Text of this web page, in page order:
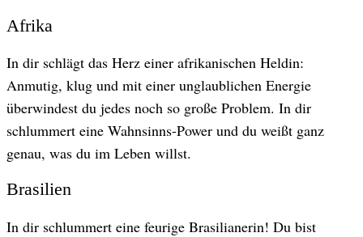
Afrika
In dir schlägt das Herz einer afrikanischen Heldin:
Anmutig, klug und mit einer unglaublichen Energie
überwindest du jedes noch so große Problem. In dir
schlummert eine Wahnsinns-Power und du weißt ganz
genau, was du im Leben willst.
Brasilien
In dir schlummert eine feurige Brasilianerin! Du bist